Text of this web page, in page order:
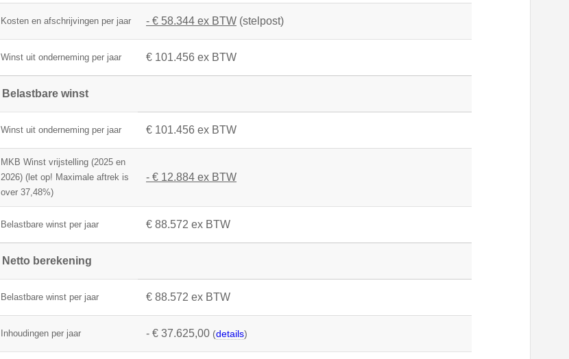
Kosten en afschrijvingen per jaar - € 58.344 ex BTW (stelpost)
Winst uit onderneming per jaar € 101.456 ex BTW
Belastbare winst
Winst uit onderneming per jaar € 101.456 ex BTW
MKB Winst vrijstelling (2025 en
2026) (let op! Maximale aftrek is
over 37,48%)
- € 12.884 ex BTW
Belastbare winst per jaar € 88.572 ex BTW
Netto berekening
Belastbare winst per jaar € 88.572 ex BTW
Inhoudingen per jaar - € 37.625,00 (details)